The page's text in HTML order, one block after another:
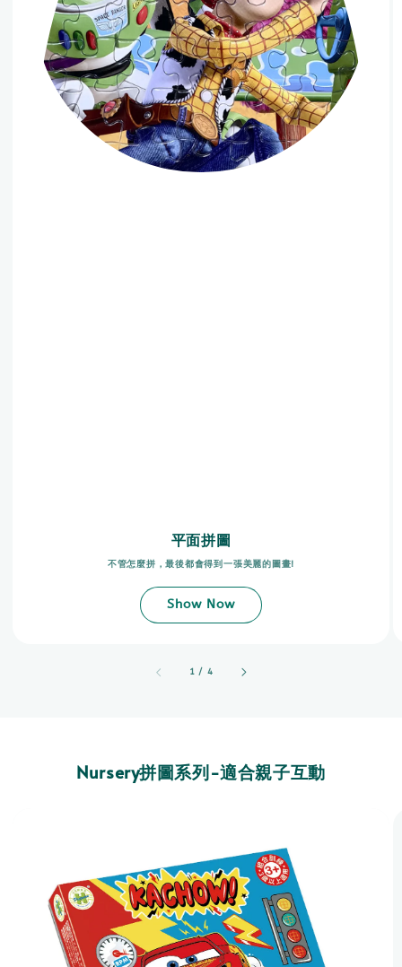
平面拼圖
不管怎麼拼，最後都會得到一張美麗的圖畫!
Show Now
1 / accessibility.of
4
Nursery拼圖系列-適合親子互動